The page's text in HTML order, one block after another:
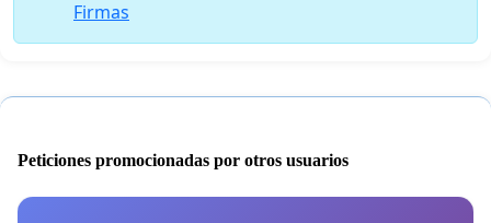
Firmas
Peticiones promocionadas por otros usuarios